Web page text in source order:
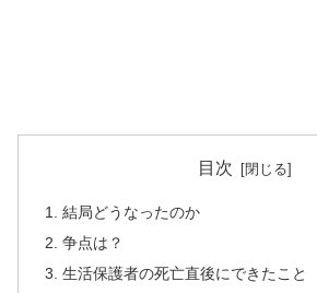
目次
結局どうなったのか
争点は？
生活保護者の死亡直後にできたこと